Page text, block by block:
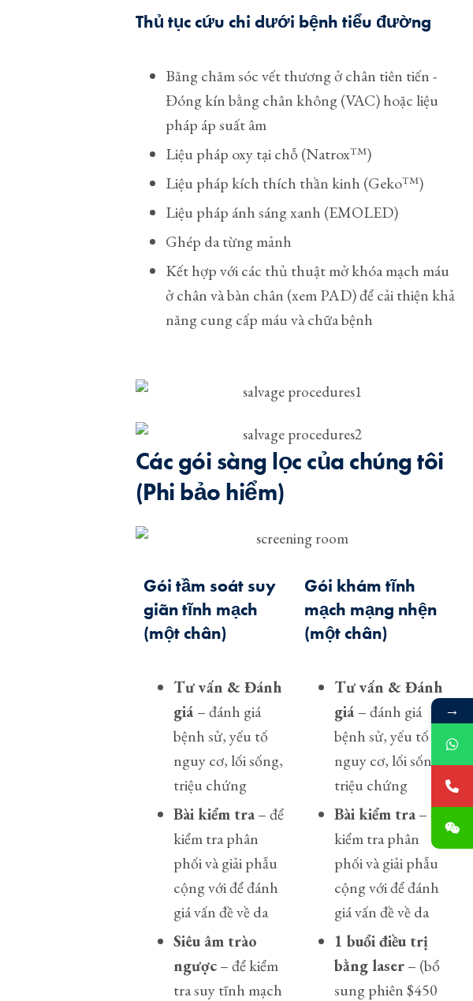
Thủ tục cứu chi dưới bệnh tiểu đường
Băng chăm sóc vết thương ở chân tiên tiến -
Đóng kín bằng chân không (VAC) hoặc liệu
pháp áp suất âm
Liệu pháp oxy tại chỗ (Natrox™)
Liệu pháp kích thích thần kinh (Geko™)
Liệu pháp ánh sáng xanh (EMOLED)
Ghép da từng mảnh
Kết hợp với các thủ thuật mở khóa mạch máu
ở chân và bàn chân (xem PAD) để cải thiện khả
năng cung cấp máu và chữa bệnh
Các gói sàng lọc của chúng tôi
(Phi bảo hiểm)
Gói tầm soát suy
giãn tĩnh mạch
(một chân)
Tư vấn & Đánh
giá– đánh giá
bệnh sử, yếu tố
nguy cơ, lối sống,
triệu chứng
Bài kiểm tra– để
kiểm tra phân
phối và giải phẫu
cộng với để đánh
giá vấn đề về da
Siêu âm trào
ngược– để kiểm
tra suy tĩnh mạch
Gói khám tĩnh
mạch mạng nhện
(một chân)
Tư vấn & Đánh
giá– đánh giá
bệnh sử, yếu tố
nguy cơ, lối sống,
triệu chứng
Bài kiểm tra– để
kiểm tra phân
phối và giải phẫu
cộng với để đánh
giá vấn đề về da
1 buổi điều trị
bằng laser– (bổ
sung phiên $450
→